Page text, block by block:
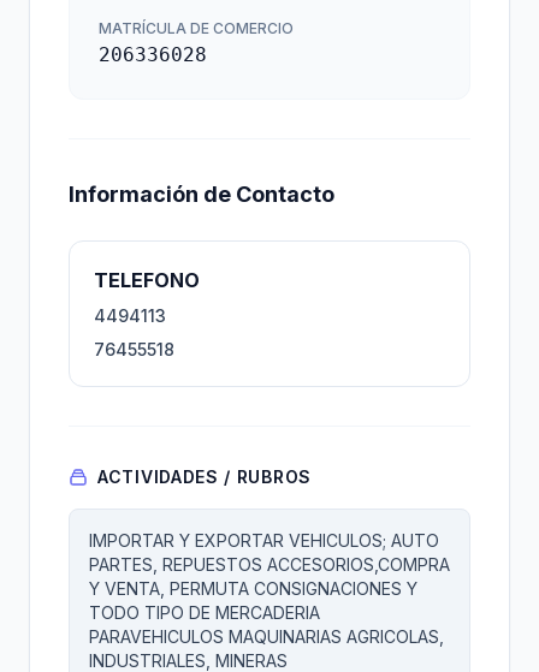
MATRÍCULA DE COMERCIO
206336028
Información de Contacto
TELEFONO
4494113
76455518
ACTIVIDADES / RUBROS
IMPORTAR Y EXPORTAR VEHICULOS; AUTO
PARTES, REPUESTOS ACCESORIOS,COMPRA
Y VENTA, PERMUTA CONSIGNACIONES Y
TODO TIPO DE MERCADERIA
PARAVEHICULOS MAQUINARIAS AGRICOLAS,
INDUSTRIALES, MINERAS